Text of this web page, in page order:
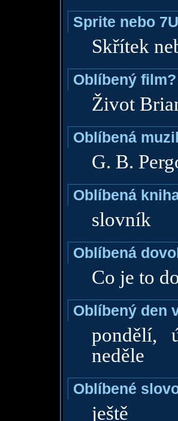
Sprite nebo
Skřítek
Oblíbený film?
Život
Oblíbená
G. B.
Oblíbená
slovník
Oblíbená
Co je to
Oblíbený den
pondělí,
neděle
Oblíbené
ještě